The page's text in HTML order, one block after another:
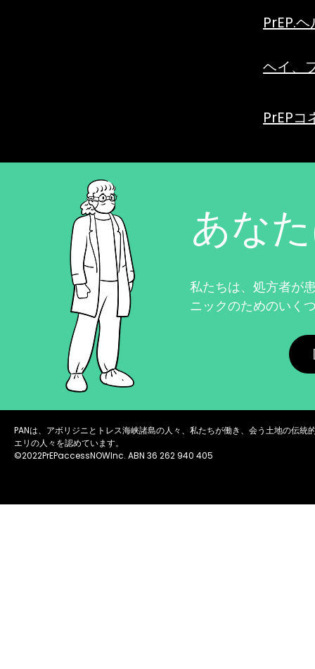
PrEP.
ヘイ、
PrEPコ
あな
私たちは、処方者が
ニックのためのいく
PANは、アボリジニとトレス海峡諸島の人々、私たちが働き、会う土地の伝
エリの人々を認めています。
©2022PrEPaccessNOWInc. ABN 36 262 940 405